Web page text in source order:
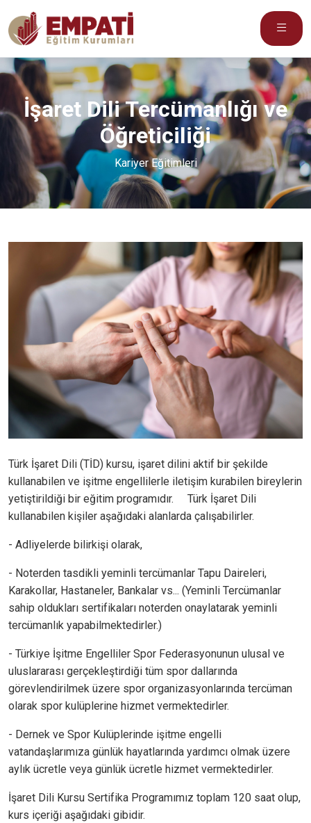
İşaret Dili Tercümanlığı ve
Öğreticiliği
Kariyer Eğitimleri
Türk İşaret Dili (TİD) kursu, işaret dilini aktif bir şekilde
kullanabilen ve işitme engellilerle iletişim kurabilen bireylerin
yetiştirildiği bir eğitim programıdır. Türk İşaret Dili
kullanabilen kişiler aşağıdaki alanlarda çalışabilirler.
- Adliyelerde bilirkişi olarak,
- Noterden tasdikli yeminli tercümanlar Tapu Daireleri,
Karakollar, Hastaneler, Bankalar vs... (Yeminli Tercümanlar
sahip oldukları sertifikaları noterden onaylatarak yeminli
tercümanlık yapabilmektedirler.)
- Türkiye İşitme Engelliler Spor Federasyonunun ulusal ve
uluslararası gerçekleştirdiği tüm spor dallarında
görevlendirilmek üzere spor organizasyonlarında tercüman
olarak spor kulüplerine hizmet vermektedirler.
- Dernek ve Spor Kulüplerinde işitme engelli
vatandaşlarımıza günlük hayatlarında yardımcı olmak üzere
aylık ücretle veya günlük ücretle hizmet vermektedirler.
İşaret Dili Kursu Sertifika Programımız toplam 120 saat olup,
kurs içeriği aşağıdaki gibidir.